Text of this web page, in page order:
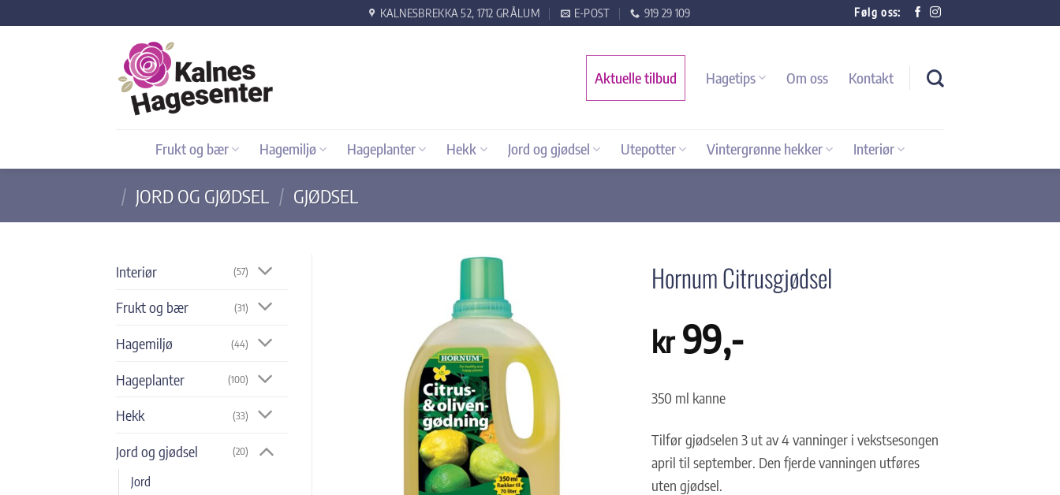
KALNESBREKKA 52, 1712 GRÅLUM E-POST 919 29 109 Følg oss:
Aktuelle tilbud Hagetips Om oss Kontakt
Frukt og bær Hagemiljø Hageplanter Hekk Jord og gjødsel Utepotter Vintergrønne hekker Interiør
/ JORD OG GJØDSEL / GJØDSEL
Interiør (57)
Frukt og bær (31)
Hagemiljø (44)
Hageplanter (100)
Hekk (33)
Jord og gjødsel (20)
Jord
Hornum Citrusgjødsel
kr99,-
350 ml kanne
Tilfør gjødselen 3 ut av 4 vanninger i vekstsesongen
april til september. Den fjerde vanningen utføres
uten gjødsel.